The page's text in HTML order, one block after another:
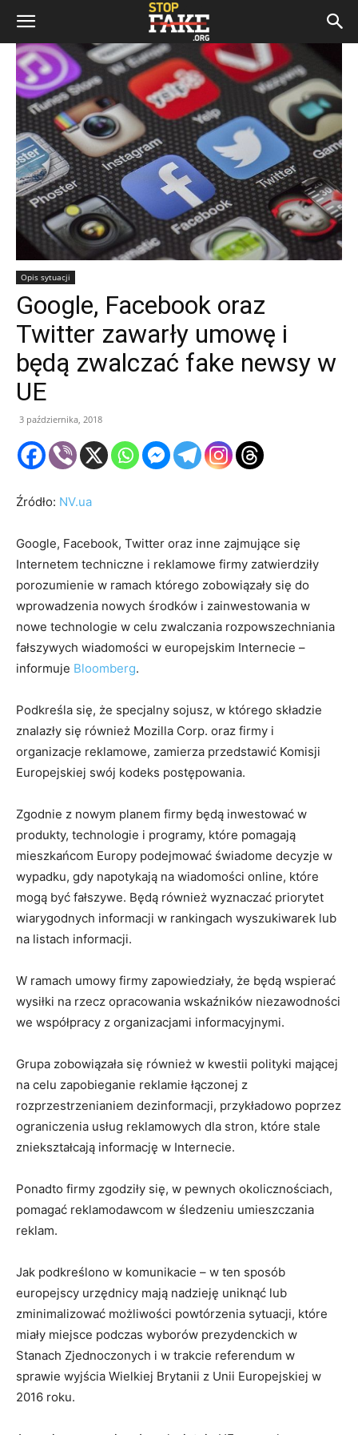
Opis sytuacji
Google, Facebook oraz
Twitter zawarły umowę i
będą zwalczać fake newsy w
UE
3 października, 2018
Źródło: NV.ua
Google, Facebook, Twitter oraz inne zajmujące się
Internetem techniczne i reklamowe firmy zatwierdziły
porozumienie w ramach którego zobowiązały się do
wprowadzenia nowych środków i zainwestowania w
nowe technologie w celu zwalczania rozpowszechniania
fałszywych wiadomości w europejskim Internecie –
informuje Bloomberg.
Podkreśla się, że specjalny sojusz, w którego składzie
znalazły się również Mozilla Corp. oraz firmy i
organizacje reklamowe, zamierza przedstawić Komisji
Europejskiej swój kodeks postępowania.
Zgodnie z nowym planem firmy będą inwestować w
produkty, technologie i programy, które pomagają
mieszkańcom Europy podejmować świadome decyzje w
wypadku, gdy napotykają na wiadomości online, które
mogą być fałszywe. Będą również wyznaczać priorytet
wiarygodnych informacji w rankingach wyszukiwarek lub
na listach informacji.
W ramach umowy firmy zapowiedziały, że będą wspierać
wysiłki na rzecz opracowania wskaźników niezawodności
we współpracy z organizacjami informacyjnymi.
Grupa zobowiązała się również w kwestii polityki mającej
na celu zapobieganie reklamie łączonej z
rozprzestrzenianiem dezinformacji, przykładowo poprzez
ograniczenia usług reklamowych dla stron, które stale
zniekształcają informację w Internecie.
Ponadto firmy zgodziły się, w pewnych okolicznościach,
pomagać reklamodawcom w śledzeniu umieszczania
reklam.
Jak podkreślono w komunikacie – w ten sposób
europejscy urzędnicy mają nadzieję uniknąć lub
zminimalizować możliwości powtórzenia sytuacji, które
miały miejsce podczas wyborów prezydenckich w
Stanach Zjednoczonych i w trakcie referendum w
sprawie wyjścia Wielkiej Brytanii z Unii Europejskiej w
2016 roku.